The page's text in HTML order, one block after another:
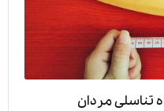
مردان